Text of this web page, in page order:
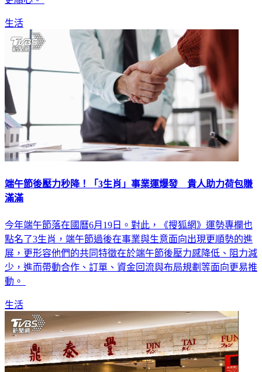
生活
端午節後壓力秒降！「3生肖」事業運爆發 貴人助力荷包賺
滿滿
今年端午節落在國曆6月19日。對此，《搜狐網》運勢專欄也
點名了3生肖，端午節過後在事業與生意面向出現更順勢的進
展，更形容他們的共同特徵在於端午節後壓力感降低、阻力減
少，進而帶動合作、訂單、資金回流與布局規劃等面向更易推
動。
生活